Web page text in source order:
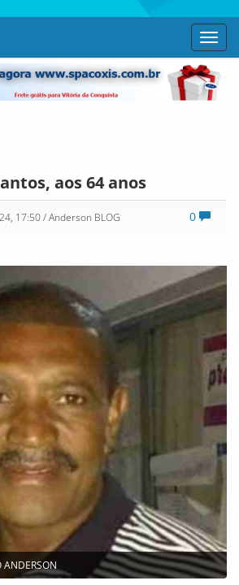
aos 64 anos
0
17:50/ Anderson BLOG